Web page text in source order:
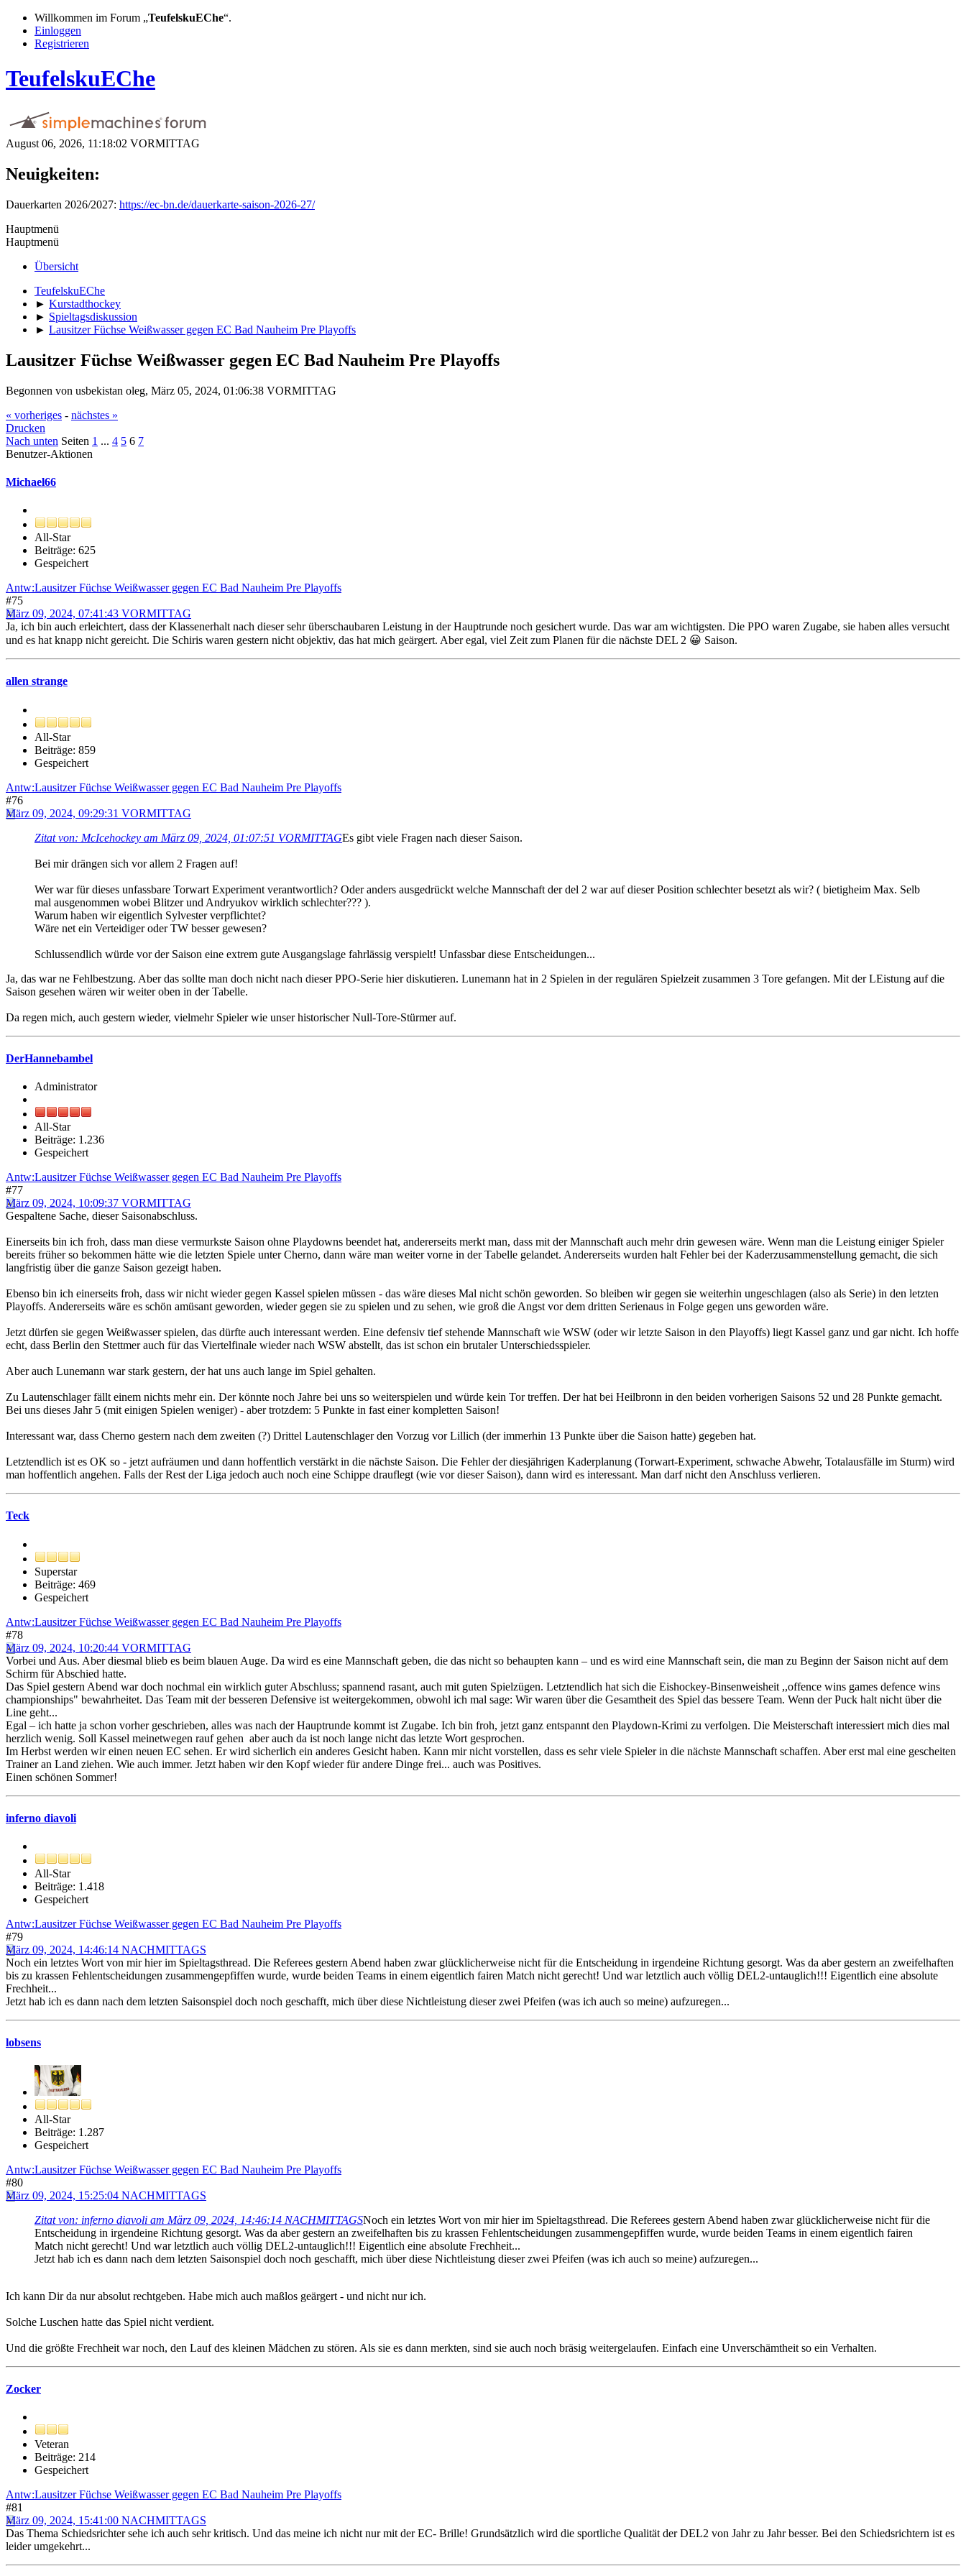
Willkommen im Forum „TeufelskuEChe“.
Einloggen
Registrieren
TeufelskuEChe
August 06, 2026, 11:18:02 VORMITTAG
Neuigkeiten:
Dauerkarten 2026/2027: https://ec-bn.de/dauerkarte-saison-2026-27/
Hauptmenü
Hauptmenü
Übersicht
TeufelskuEChe
► Kurstadthockey
► Spieltagsdiskussion
► Lausitzer Füchse Weißwasser gegen EC Bad Nauheim Pre Playoffs
Lausitzer Füchse Weißwasser gegen EC Bad Nauheim Pre Playoffs
Begonnen von usbekistan oleg, März 05, 2024, 01:06:38 VORMITTAG
« vorheriges - nächstes »
Drucken
Nach unten Seiten 1 ... 4 5 6 7
Benutzer-Aktionen
Michael66
All-Star
Beiträge: 625
Gespeichert
Antw:Lausitzer Füchse Weißwasser gegen EC Bad Nauheim Pre Playoffs
#75
März 09, 2024, 07:41:43 VORMITTAG
Ja, ich bin auch erleichtert, dass der Klassenerhalt nach dieser sehr überschaubaren Leistung in der Hauptrunde noch gesichert wurde. Das war am wichtigsten. Die PPO waren Zugabe, sie haben alles versucht
und es hat knapp nicht gereicht. Die Schiris waren gestern nicht objektiv, das hat mich geärgert. Aber egal, viel Zeit zum Planen für die nächste DEL 2 😀 Saison.
allen strange
All-Star
Beiträge: 859
Gespeichert
Antw:Lausitzer Füchse Weißwasser gegen EC Bad Nauheim Pre Playoffs
#76
März 09, 2024, 09:29:31 VORMITTAG
Zitat von: McIcehockey am März 09, 2024, 01:07:51 VORMITTAGEs gibt viele Fragen nach dieser Saison.
Bei mir drängen sich vor allem 2 Fragen auf!
Wer war für dieses unfassbare Torwart Experiment verantwortlich? Oder anders ausgedrückt welche Mannschaft der del 2 war auf dieser Position schlechter besetzt als wir? ( bietigheim Max. Selb
mal ausgenommen wobei Blitzer und Andryukov wirklich schlechter??? ).
Warum haben wir eigentlich Sylvester verpflichtet?
Wäre net ein Verteidiger oder TW besser gewesen?
Schlussendlich würde vor der Saison eine extrem gute Ausgangslage fahrlässig verspielt! Unfassbar diese Entscheidungen...
Ja, das war ne Fehlbestzung. Aber das sollte man doch nicht nach dieser PPO-Serie hier diskutieren. Lunemann hat in 2 Spielen in der regulären Spielzeit zusammen 3 Tore gefangen. Mit der LEistung auf die
Saison gesehen wären wir weiter oben in der Tabelle.
Da regen mich, auch gestern wieder, vielmehr Spieler wie unser historischer Null-Tore-Stürmer auf.
DerHannebambel
Administrator
All-Star
Beiträge: 1.236
Gespeichert
Antw:Lausitzer Füchse Weißwasser gegen EC Bad Nauheim Pre Playoffs
#77
März 09, 2024, 10:09:37 VORMITTAG
Gespaltene Sache, dieser Saisonabschluss.
Einerseits bin ich froh, dass man diese vermurkste Saison ohne Playdowns beendet hat, andererseits merkt man, dass mit der Mannschaft auch mehr drin gewesen wäre. Wenn man die Leistung einiger Spieler
bereits früher so bekommen hätte wie die letzten Spiele unter Cherno, dann wäre man weiter vorne in der Tabelle gelandet. Andererseits wurden halt Fehler bei der Kaderzusammenstellung gemacht, die sich
langfristig über die ganze Saison gezeigt haben.
Ebenso bin ich einerseits froh, dass wir nicht wieder gegen Kassel spielen müssen - das wäre dieses Mal nicht schön geworden. So bleiben wir gegen sie weiterhin ungeschlagen (also als Serie) in den letzten
Playoffs. Andererseits wäre es schön amüsant geworden, wieder gegen sie zu spielen und zu sehen, wie groß die Angst vor dem dritten Serienaus in Folge gegen uns geworden wäre.
Jetzt dürfen sie gegen Weißwasser spielen, das dürfte auch interessant werden. Eine defensiv tief stehende Mannschaft wie WSW (oder wir letzte Saison in den Playoffs) liegt Kassel ganz und gar nicht. Ich hoffe
echt, dass Berlin den Stettmer auch für das Viertelfinale wieder nach WSW abstellt, das ist schon ein brutaler Unterschiedsspieler.
Aber auch Lunemann war stark gestern, der hat uns auch lange im Spiel gehalten.
Zu Lautenschlager fällt einem nichts mehr ein. Der könnte noch Jahre bei uns so weiterspielen und würde kein Tor treffen. Der hat bei Heilbronn in den beiden vorherigen Saisons 52 und 28 Punkte gemacht.
Bei uns dieses Jahr 5 (mit einigen Spielen weniger) - aber trotzdem: 5 Punkte in fast einer kompletten Saison!
Interessant war, dass Cherno gestern nach dem zweiten (?) Drittel Lautenschlager den Vorzug vor Lillich (der immerhin 13 Punkte über die Saison hatte) gegeben hat.
Letztendlich ist es OK so - jetzt aufräumen und dann hoffentlich verstärkt in die nächste Saison. Die Fehler der diesjährigen Kaderplanung (Torwart-Experiment, schwache Abwehr, Totalausfälle im Sturm) wird
man hoffentlich angehen. Falls der Rest der Liga jedoch auch noch eine Schippe drauflegt (wie vor dieser Saison), dann wird es interessant. Man darf nicht den Anschluss verlieren.
Teck
Superstar
Beiträge: 469
Gespeichert
Antw:Lausitzer Füchse Weißwasser gegen EC Bad Nauheim Pre Playoffs
#78
März 09, 2024, 10:20:44 VORMITTAG
Vorbei und Aus. Aber diesmal blieb es beim blauen Auge. Da wird es eine Mannschaft geben, die das nicht so behaupten kann – und es wird eine Mannschaft sein, die man zu Beginn der Saison nicht auf dem
Schirm für Abschied hatte.
Das Spiel gestern Abend war doch nochmal ein wirklich guter Abschluss; spannend rasant, auch mit guten Spielzügen. Letztendlich hat sich die Eishockey-Binsenweisheit ,,offence wins games defence wins
championships" bewahrheitet. Das Team mit der besseren Defensive ist weitergekommen, obwohl ich mal sage: Wir waren über die Gesamtheit des Spiel das bessere Team. Wenn der Puck halt nicht über die
Line geht...
Egal – ich hatte ja schon vorher geschrieben, alles was nach der Hauptrunde kommt ist Zugabe. Ich bin froh, jetzt ganz entspannt den Playdown-Krimi zu verfolgen. Die Meisterschaft interessiert mich dies mal
herzlich wenig. Soll Kassel meinetwegen rauf gehen aber auch da ist noch lange nicht das letzte Wort gesprochen.
Im Herbst werden wir einen neuen EC sehen. Er wird sicherlich ein anderes Gesicht haben. Kann mir nicht vorstellen, dass es sehr viele Spieler in die nächste Mannschaft schaffen. Aber erst mal eine gescheiten
Trainer an Land ziehen. Wie auch immer. Jetzt haben wir den Kopf wieder für andere Dinge frei... auch was Positives.
Einen schönen Sommer!
inferno diavoli
All-Star
Beiträge: 1.418
Gespeichert
Antw:Lausitzer Füchse Weißwasser gegen EC Bad Nauheim Pre Playoffs
#79
März 09, 2024, 14:46:14 NACHMITTAGS
Noch ein letztes Wort von mir hier im Spieltagsthread. Die Referees gestern Abend haben zwar glücklicherweise nicht für die Entscheidung in irgendeine Richtung gesorgt. Was da aber gestern an zweifelhaften
bis zu krassen Fehlentscheidungen zusammengepfiffen wurde, wurde beiden Teams in einem eigentlich fairen Match nicht gerecht! Und war letztlich auch völlig DEL2-untauglich!!! Eigentlich eine absolute
Frechheit...
Jetzt hab ich es dann nach dem letzten Saisonspiel doch noch geschafft, mich über diese Nichtleistung dieser zwei Pfeifen (was ich auch so meine) aufzuregen...
lobsens
All-Star
Beiträge: 1.287
Gespeichert
Antw:Lausitzer Füchse Weißwasser gegen EC Bad Nauheim Pre Playoffs
#80
März 09, 2024, 15:25:04 NACHMITTAGS
Zitat von: inferno diavoli am März 09, 2024, 14:46:14 NACHMITTAGSNoch ein letztes Wort von mir hier im Spieltagsthread. Die Referees gestern Abend haben zwar glücklicherweise nicht für die
Entscheidung in irgendeine Richtung gesorgt. Was da aber gestern an zweifelhaften bis zu krassen Fehlentscheidungen zusammengepfiffen wurde, wurde beiden Teams in einem eigentlich fairen
Match nicht gerecht! Und war letztlich auch völlig DEL2-untauglich!!! Eigentlich eine absolute Frechheit...
Jetzt hab ich es dann nach dem letzten Saisonspiel doch noch geschafft, mich über diese Nichtleistung dieser zwei Pfeifen (was ich auch so meine) aufzuregen...
Ich kann Dir da nur absolut rechtgeben. Habe mich auch maßlos geärgert - und nicht nur ich.
Solche Luschen hatte das Spiel nicht verdient.
Und die größte Frechheit war noch, den Lauf des kleinen Mädchen zu stören. Als sie es dann merkten, sind sie auch noch bräsig weitergelaufen. Einfach eine Unverschämtheit so ein Verhalten.
Zocker
Veteran
Beiträge: 214
Gespeichert
Antw:Lausitzer Füchse Weißwasser gegen EC Bad Nauheim Pre Playoffs
#81
März 09, 2024, 15:41:00 NACHMITTAGS
Das Thema Schiedsrichter sehe ich auch sehr kritisch. Und das meine ich nicht nur mit der EC- Brille! Grundsätzlich wird die sportliche Qualität der DEL2 von Jahr zu Jahr besser. Bei den Schiedsrichtern ist es
leider umgekehrt...